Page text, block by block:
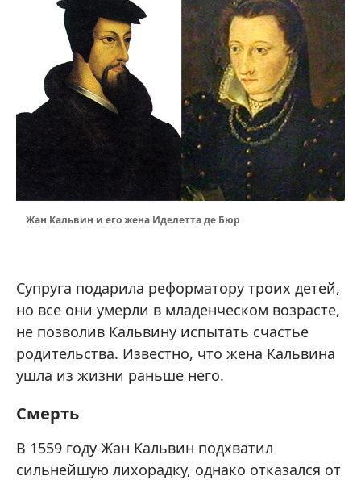
Жан Кальвин и его жена Иделетта де Бюр
Супруга подарила реформатору троих детей,
но все они умерли в младенческом возрасте,
не позволив Кальвину испытать счастье
родительства. Известно, что жена Кальвина
ушла из жизни раньше него.
Смерть
В 1559 году Жан Кальвин подхватил
сильнейшую лихорадку, однако отказался от